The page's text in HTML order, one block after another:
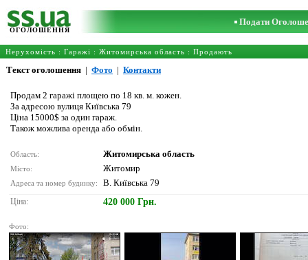
ОГОЛОШЕННЯ
Подати
Нерухомість : Гаражі : Житомирська область : Продають
Текст оголошення | Фото | Контакти
Продам 2 гаражі площею по 18 кв. м. кожен.
За адресою вулиця Київська 79
Ціна 15000$ за один гараж.
Також можлива оренда або обмін.
Область: Житомирська область
Місто: Житомир
Адреса та номер будинку: В. Київська 79
Ціна: 420 000 Грн.
Фото: